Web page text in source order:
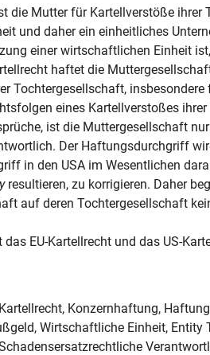
die Mutter für Kartellverstöße
und daher ein einheitliches
einer wirtschaftlichen Einheit
haftet die
Tochtergesellschaft, insbesondere
eines Kartellverstoßes
ist die Muttergesellschaft
Der Haftungsdurchgriff
in den USA im Wesentlichen
resultieren, zu korrigieren. Daher
auf deren Tochtergesellschaft
das EU-Kartellrecht und das US-
Konzernhaftung,
Wirtschaftliche Einheit, Entity